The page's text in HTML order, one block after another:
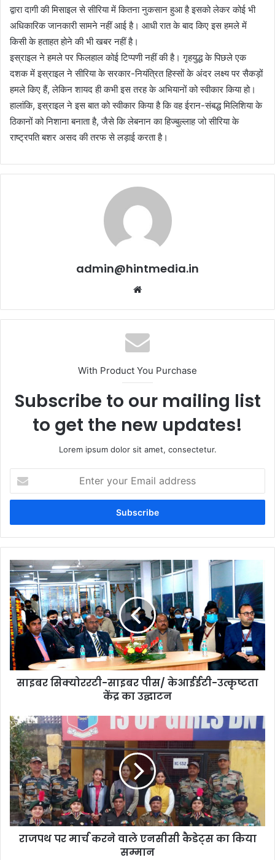
द्वारा दागी की मिसाइल से सीरिया में कितना नुकसान हुआ है इसको लेकर कोई भी
अधिकारिक जानकारी सामने नहीं आई है। आधी रात के बाद किए इस हमले में
किसी के हताहत होने की भी खबर नहीं है।
इस्राइल ने हमले पर फिलहाल कोई टिप्पणी नहीं की है। गृहयुद्ध के पिछले एक
दशक में इस्राइल ने सीरिया के सरकार-नियंत्रित हिस्सों के अंदर लक्ष्य पर सैकड़ों
हमले किए हैं, लेकिन शायद ही कभी इस तरह के अभियानों को स्वीकार किया हो।
हालांकि, इस्राइल ने इस बात को स्वीकार किया है कि वह ईरान-संबद्ध मिलिशिया के
ठिकानों को निशाना बनाता है, जैसे कि लेबनान का हिज्बुल्लाह जो सीरिया के
राष्ट्रपति बशर असद की तरफ से लड़ाई करता है।
admin@hintmedia.in
With Product You Purchase
Subscribe to our mailing list
to get the new updates!
Lorem ipsum dolor sit amet, consectetur.
your
Email
साइबर सिक्योररटी-साइबर पीस/ केआईईटी-उत्कृष्टता
केंद्र का उद्घाटन
राजपथ पर मार्च करने वाले एनसीसी कैडेट्स का किया
सम्मान